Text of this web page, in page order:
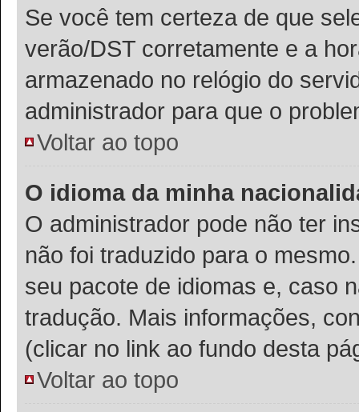
Se você tem certeza de que
verão/DST corretamente e a
armazenado no relógio do
administrador para que o
Voltar ao topo
O idioma da minha
O administrador pode não ter
não foi traduzido para o
seu pacote de idiomas e, caso
tradução. Mais informações,
(clicar no link ao fundo desta
Voltar ao topo